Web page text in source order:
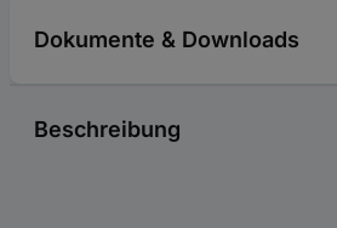
Dokumente & Downloads
Beschreibung